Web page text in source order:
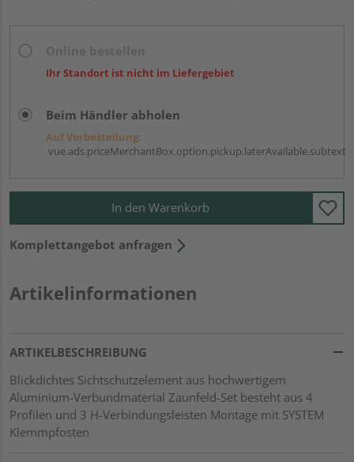
Ihr Standort ist nicht im Liefergebiet
Beim Händler abholen
Auf Vorbestellung:
vue.ads.priceMerchantBox.option.pickup.laterAvailable.subtext
In den Warenkorb
Komplettangebot anfragen
Artikelinformationen
ARTIKELBESCHREIBUNG
Blickdichtes Sichtschutzelement aus hochwertigem
Aluminium-Verbundmaterial Zaunfeld-Set besteht aus 4
Profilen und 3 H-Verbindungsleisten Montage mit SYSTEM
Klemmpfosten